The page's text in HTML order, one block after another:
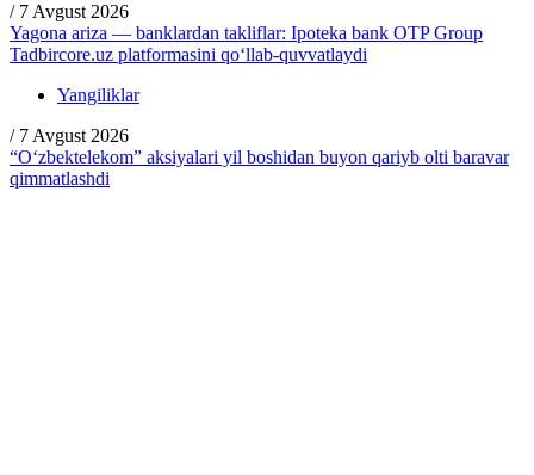
/ 7 Avgust 2026
Yagona ariza — banklardan takliflar: Ipoteka bank OTP Group
Tadbircore.uz platformasini qo‘llab-quvvatlaydi
Yangiliklar
/ 7 Avgust 2026
“O‘zbektelekom” aksiyalari yil boshidan buyon qariyb olti baravar
qimmatlashdi